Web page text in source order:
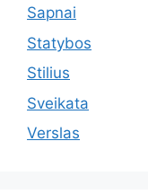
Sapnai
Statybos
Stilius
Sveikata
Verslas